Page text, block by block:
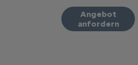
Angebot
anfordern